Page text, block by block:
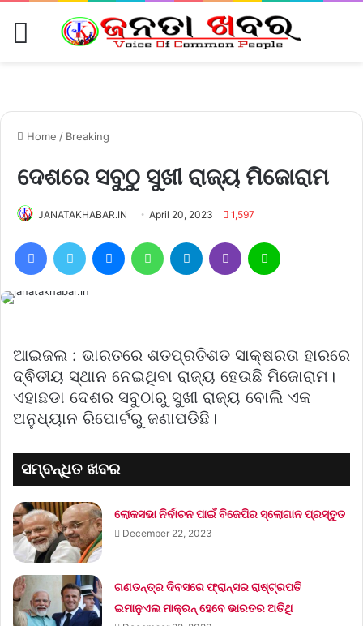
Home / Breaking
ଦେଶରେ ସବୁଠୁ ସୁଖୀ ରାଜ୍ୟ ମିଜୋରାମ
JANATAKHABAR.IN April 20, 2023 1,597
FacebookTwitter MessengerWhatsAppTelegram Viber
ଆଇଜଲ : ଭାରତରେ ଶତପ୍ରତିଶତ ସାକ୍ଷରତା ହାରରେ
ଦ୍ଵିତୀୟ ସ୍ଥାନ ନେଇଥିବା ରାଜ୍ୟ ହେଉଛି ମିଜୋରାମ।
ଏହାଛଡା ଦେଶର ସବୁଠାରୁ ସୁଖୀ ରାଜ୍ୟ ବୋଲି ଏକ
ଅନୁଧ୍ୟାନ ରିପୋର୍ଟରୁ ଜଣାପଡିଛି।
ସମ୍ବନ୍ଧିତ ଖବର
ଲୋକସଭା ନିର୍ବାଚନ ପାଇଁ ବିଜେପିର ସ୍ଲୋଗାନ ପ୍ରସ୍ତୁତ
December 22, 2023
ଗଣତନ୍ତ୍ର ଦିବସରେ ଫ୍ରାନ୍ସର ରାଷ୍ଟ୍ରପତି
ଇମାନୁଏଲ ମାକ୍ରନ୍‌ ହେବେ ଭାରତର ଅତିଥି